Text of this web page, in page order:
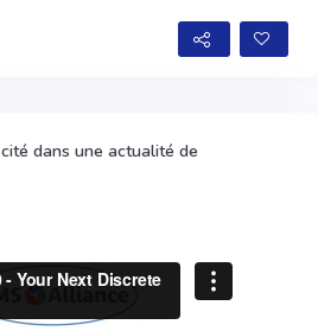
dans une actualité de